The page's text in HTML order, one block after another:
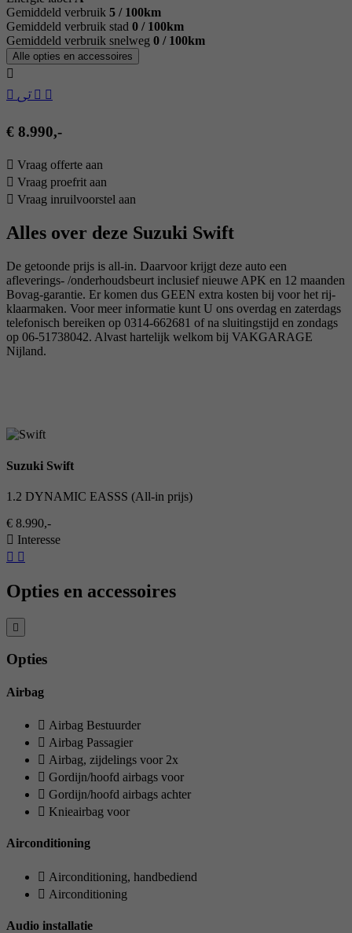
Gemiddeld verbruik 5 / 100km
Gemiddeld verbruik stad 0 / 100km
Gemiddeld verbruik snelweg 0 / 100km
Alle opties en accessoires
€ 8.990,-
Vraag offerte aan
Vraag proefrit aan
Vraag inruilvoorstel aan
Alles over deze Suzuki Swift
De getoonde prijs is all-in. Daarvoor krijgt deze auto een
afleverings- /onderhoudsbeurt inclusief nieuwe APK en 12 maanden
Bovag-garantie. Er komen dus GEEN extra kosten bij voor het rij-
klaarmaken. Voor meer informatie kunt U ons overdag en zaterdags
telefonisch bereiken op 0314-662681 of na sluitingstijd en zondags
op 06-51738042. Alvast hartelijk welkom bij VAKGARAGE
Nijland.
Suzuki Swift
1.2 DYNAMIC EASSS (All-in prijs)
€ 8.990,-
Interesse
Opties en accessoires
Opties
Airbag
Airbag Bestuurder
Airbag Passagier
Airbag, zijdelings voor 2x
Gordijn/hoofd airbags voor
Gordijn/hoofd airbags achter
Knieairbag voor
Airconditioning
Airconditioning, handbediend
Airconditioning
Audio installatie